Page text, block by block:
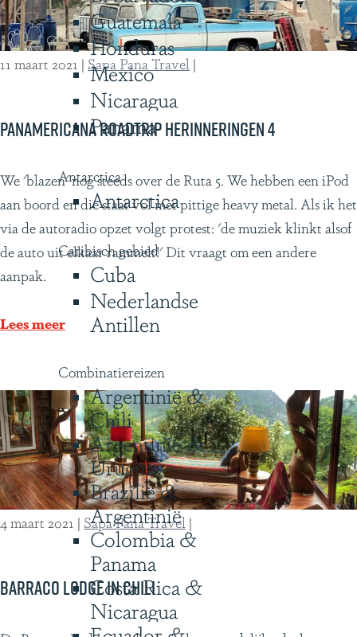
Guatemala
Honduras
Mexico
Nicaragua
Panama
Antarctica
Antarctica
Caribisch gebied
Cuba
Nederlandse
Antillen
Combinatiereizen
Argentinië &
Chili
Argentinië &
Uruguay
Brazilië &
Argentinië
Colombia &
Panama
Costa Rica &
Nicaragua
Panamericana roadtrip herinneringen 4
11 maart 2021 | Sapa Pana Travel |
P
a
n
a
m
r
a
n
a
r
o
a
d
r
p
We 'blazen' nog steeds over de Ruta 5. We hebben een iPod
aan boord en die staat vol met pittige heavy metal. Als ik het
via de autoradio opzet volgt protest: 'de muziek klinkt alsof
de auto uit elkaar rammelt!' Dit vraagt om een andere
aanpak.
Lees meer
Barraco lodge in Chili
4 maart 2021 | Sapa Pana Travel |